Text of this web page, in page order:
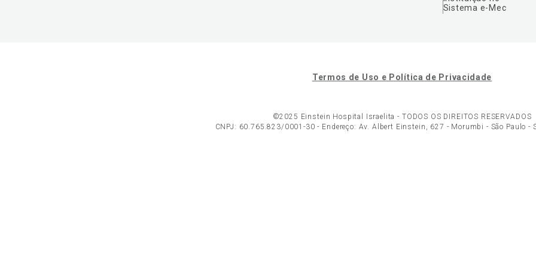
Sistema e-Mec
Termos de Uso e Política de Privacidade
©2025 Einstein Hospital Israelita - TODOS OS DIREITOS RESERVADOS
CNPJ: 60.765.823/0001-30 - Endereço: Av. Albert Einstein, 627 - Morumbi - São Paulo -